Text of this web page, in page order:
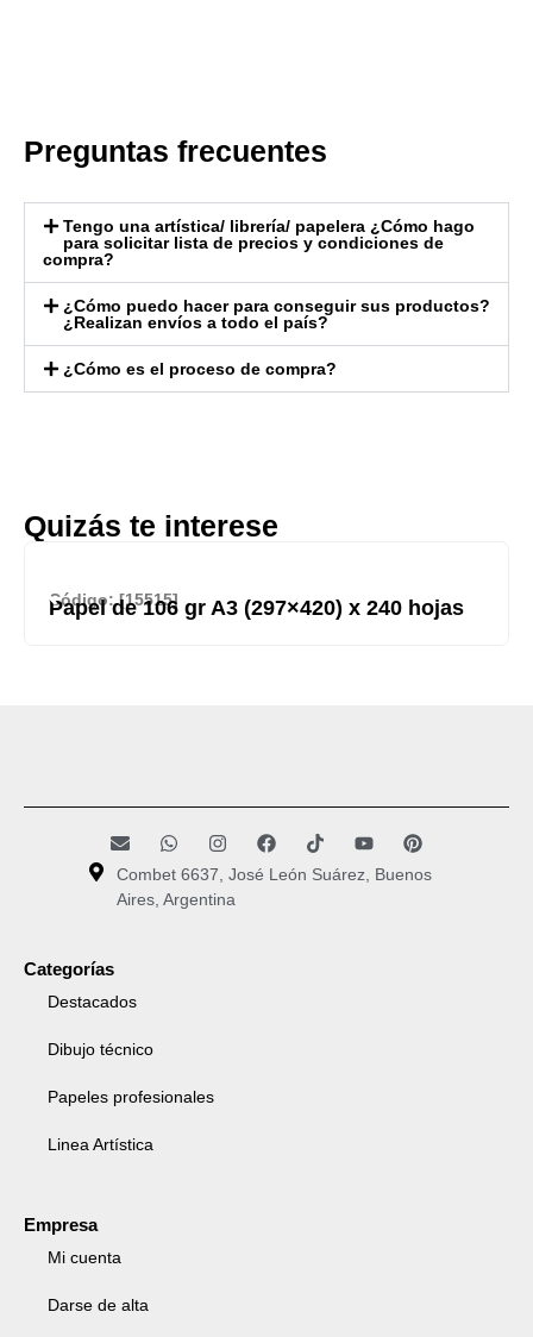
Preguntas frecuentes
Tengo una artística/ librería/ papelera ¿Cómo hago
para solicitar lista de precios y condiciones de
compra?
¿Cómo puedo hacer para conseguir sus productos?
¿Realizan envíos a todo el país?
¿Cómo es el proceso de compra?
Quizás te interese
Código: [15515]
Papel de 106 gr A3 (297×420) x 240 hojas
Combet 6637, José León Suárez, Buenos
Aires, Argentina
Categorías
Destacados
Dibujo técnico
Papeles profesionales
Linea Artística
Empresa
Mi cuenta
Darse de alta